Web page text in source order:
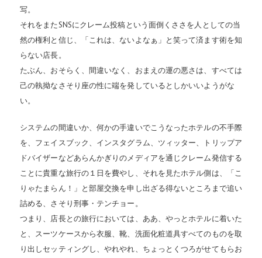
写。
それをまたSNSにクレーム投稿という面倒くささを人としての当
然の権利と信じ、「これは、ないよなぁ」と笑って済ます術を知
らない店長。
たぶん、おそらく、間違いなく、おまえの運の悪さは、すべては
己の執拗なさそり座の性に端を発しているとしかいいようがな
い。
システムの間違いか、何かの手違いでこうなったホテルの不手際
を、フェイスブック、インスタグラム、ツィッター、トリップア
ドバイザーなどあらんかぎりのメディアを通じクレーム発信する
ことに貴重な旅行の１日を費やし、それを見たホテル側は、「こ
りゃたまらん！」と部屋交換を申し出ざる得ないところまで追い
詰める、さそり刑事・テンチョー。
つまり、店長との旅行においては、ああ、やっとホテルに着いた
と、スーツケースから衣服、靴、洗面化粧道具すべてのものを取
り出しセッティングし、やれやれ、ちょっとくつろがせてもらお